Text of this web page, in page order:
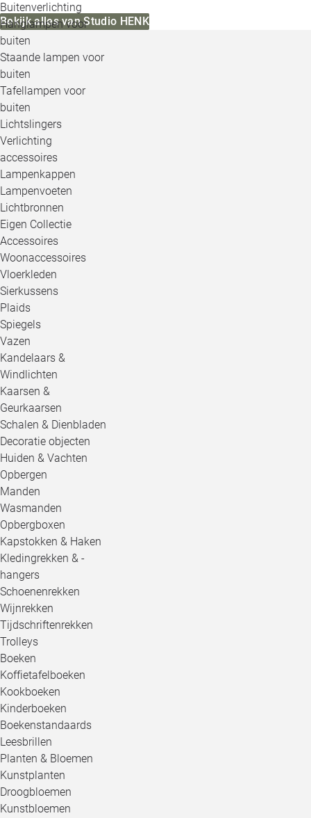
Buitenverlichting
Hanglampen voor
buiten
Staande lampen voor
buiten
Tafellampen voor
buiten
Lichtslingers
Verlichting
accessoires
Lampenkappen
Lampenvoeten
Lichtbronnen
Eigen Collectie
Accessoires
Woonaccessoires
Vloerkleden
Sierkussens
Plaids
Spiegels
Vazen
Kandelaars &
Windlichten
Kaarsen &
Geurkaarsen
Schalen & Dienbladen
Decoratie objecten
Huiden & Vachten
Opbergen
Manden
Wasmanden
Opbergboxen
Kapstokken & Haken
Kledingrekken & -
hangers
Schoenenrekken
Wijnrekken
Tijdschriftenrekken
Trolleys
Boeken
Koffietafelboeken
Kookboeken
Kinderboeken
Boekenstandaards
Leesbrillen
Planten & Bloemen
Kunstplanten
Droogbloemen
Kunstbloemen
Bekijk alles van Studio HENK